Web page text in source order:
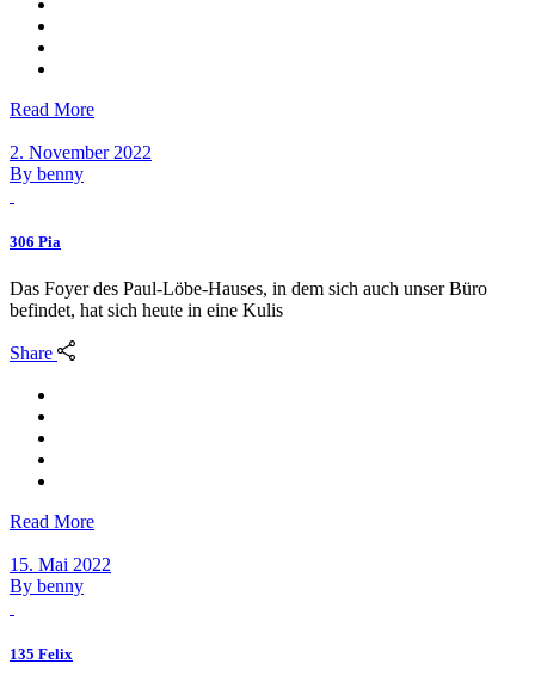
Read More
2. November 2022
By benny
306 Pia
Das Foyer des Paul-Löbe-Hauses, in dem sich auch unser Büro
befindet, hat sich heute in eine Kulis
Share
Read More
15. Mai 2022
By benny
135 Felix